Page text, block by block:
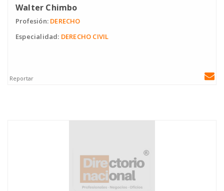
Walter Chimbo
Profesión: DERECHO
Especialidad: DERECHO CIVIL
Reportar